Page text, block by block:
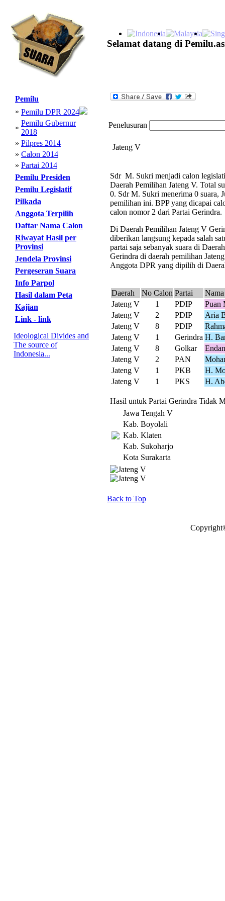
Selamat datang di
Pemilu
» Pemilu DPR 2024
»
Pemilu Gubernur
2018
» Pilpres 2014
» Calon 2014
» Partai 2014
Pemilu Presiden
Pemilu Legislatif
Pilkada
Anggota Terpilih
Daftar Nama Calon
Riwayat Hasil per
Provinsi
Jendela Provinsi
Pergeseran Suara
Info Parpol
Hasil dalam Peta
Kajian
Link - link
Ideological Divides and
The source of
Indonesia...
Penelusuran
Jateng V
Sdr M. Sukri menjadi calon
Daerah Pemilihan Jateng V. Total
0. Sdr M. Sukri menerima 0 suara,
pemilihan ini. BPP yang dicapai
calon nomor 2 dari Partai Gerindra.
Di Daerah Pemilihan Jateng V
diberikan langsung kepada salah
partai saja sebanyak suara di
Gerindra di daerah pemilihan
Anggota DPR yang dipilih di
Daerah No Calon Partai
Jateng V
1 PDIP
Puan
Jateng V
2 PDIP
Aria
Jateng V
8 PDIP
Jateng V
1 Gerindra H.
Jateng V
8 Golkar
Jateng V
2 PAN
Jateng V
1 PKB
H.
Jateng V
1 PKS H.
Hasil untuk Partai Gerindra Tidak
Jawa Tengah V
Kab. Boyolali
Kab. Klaten
Kab. Sukoharjo
Kota Surakarta
Back to Top